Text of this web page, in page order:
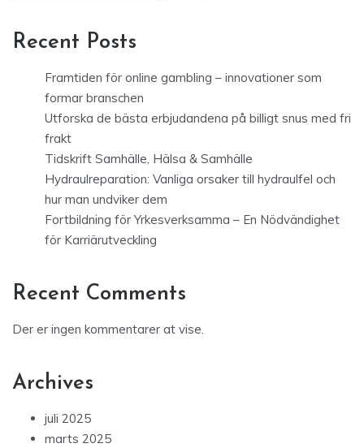
Recent Posts
Framtiden för online gambling – innovationer som
formar branschen
Utforska de bästa erbjudandena på billigt snus med fri
frakt
Tidskrift Samhälle, Hälsa & Samhälle
Hydraulreparation: Vanliga orsaker till hydraulfel och
hur man undviker dem
Fortbildning för Yrkesverksamma – En Nödvändighet
för Karriärutveckling
Recent Comments
Der er ingen kommentarer at vise.
Archives
juli 2025
marts 2025